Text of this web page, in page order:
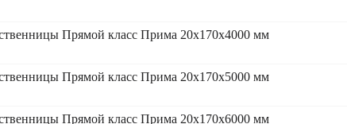
Прямой класс Прима 20x170x4000 мм
Прямой класс Прима 20x170x5000 мм
Прямой класс Прима 20x170x6000 мм